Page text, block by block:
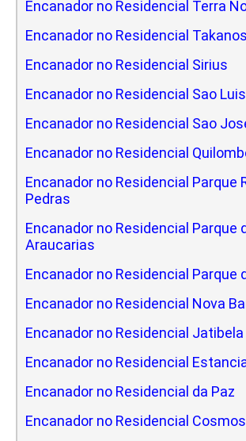
Encanador no Residencial Terra
Encanador no Residencial Takanos
Encanador no Residencial Sirius
Encanador no Residencial Sao Luis
Encanador no Residencial Sao
Encanador no Residencial
Encanador no Residencial Parque
Pedras
Encanador no Residencial Parque
Araucarias
Encanador no Residencial Parque
Encanador no Residencial Nova
Encanador no Residencial Jatibela
Encanador no Residencial
Encanador no Residencial da Paz
Encanador no Residencial Cosmos